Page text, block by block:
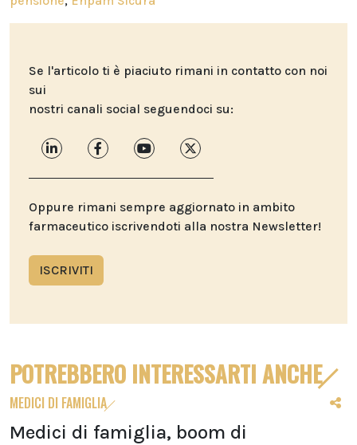
Se l'articolo ti è piaciuto rimani in contatto con noi
sui
nostri canali social seguendoci su:
Oppure rimani sempre aggiornato in ambito
farmaceutico iscrivendoti alla nostra Newsletter!
ISCRIVITI
POTREBBERO INTERESSARTI ANCHE
MEDICI DI FAMIGLIA
Medici di famiglia, boom di